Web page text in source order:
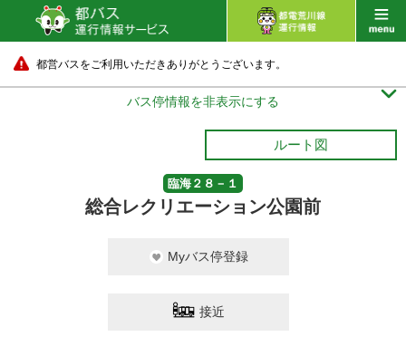
都営バスをご利用いただきありがとうございます。
バス停情報を非表示にする 
ルート図
臨海２８－１
総合レクリエーション公園前
Myバス停登録
接近